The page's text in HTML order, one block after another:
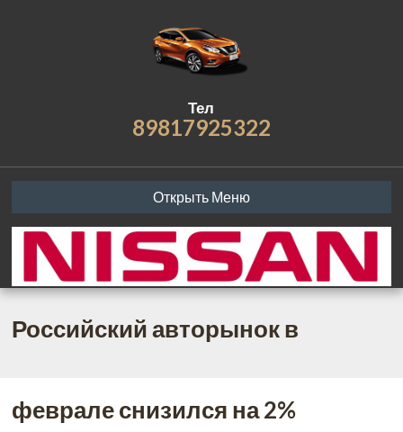
Тел
89817925322
Открыть Меню
Российский авторынок в
феврале снизился на 2%